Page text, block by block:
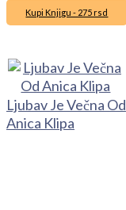
Kupi Knjigu - 275 rsd
Ljubav Je Večna Od
Anica Klipa